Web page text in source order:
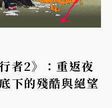
者2》：重返夜
下的殘酷與絕望